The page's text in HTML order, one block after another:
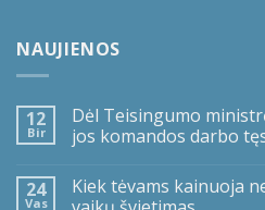
NAUJIENOS
12
Bir
Dėl Teisingumo
jos komandos darbo
24
Vas
Kiek tėvams kainuoja